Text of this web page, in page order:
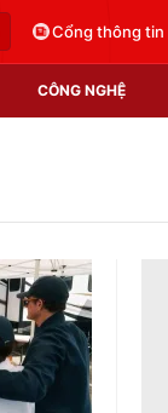
Cổng thông tin
CÔNG NGHỆ